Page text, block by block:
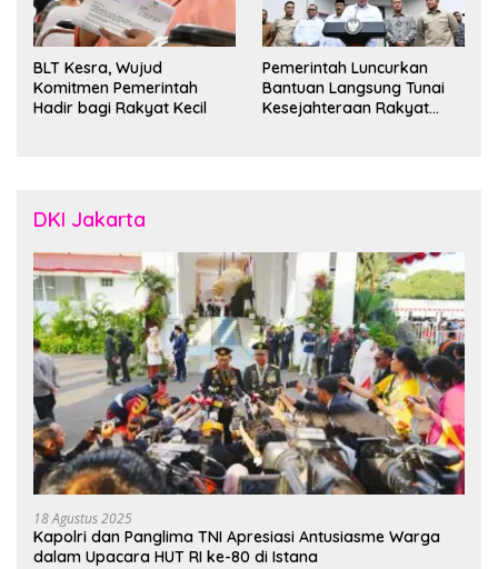
BLT Kesra, Wujud
Komitmen Pemerintah
Hadir bagi Rakyat Kecil
Pemerintah Luncurkan
Bantuan Langsung Tunai
Kesejahteraan Rakyat
DKI Jakarta
18 Agustus 2025
Kapolri dan Panglima TNI Apresiasi Antusiasme Warga
dalam Upacara HUT RI ke-80 di Istana